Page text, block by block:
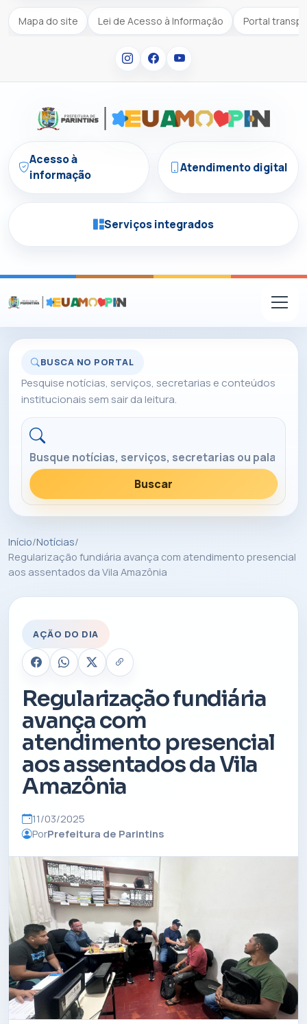
Mapa do site Lei de Acesso à Informação Portal
Acesso à
informação
Atendimento digital
Serviços integrados
BUSCA NO PORTAL
Pesquise notícias, serviços, secretarias e conteúdos
institucionais sem sair da leitura.
Buscar no portal
Buscar
Início/Notícias/
Regularização fundiária avança com atendimento presencial
aos assentados da Vila Amazônia
AÇÃO DO DIA
Regularização fundiária
avança com
atendimento presencial
aos assentados da Vila
Amazônia
11/03/2025
PorPrefeitura de Parintins